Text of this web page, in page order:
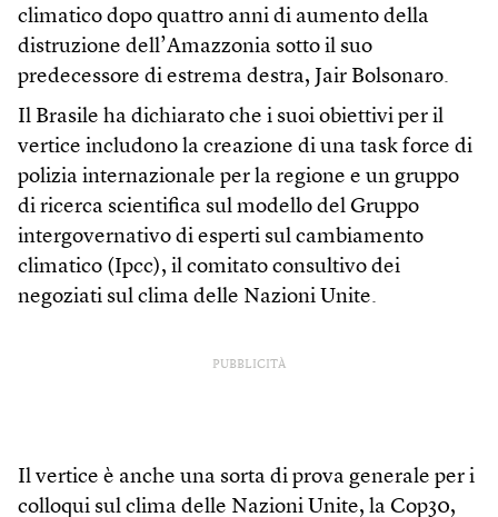
climatico dopo quattro anni di aumento della
distruzione dell’Amazzonia sotto il suo
predecessore di estrema destra, Jair Bolsonaro.
Il Brasile ha dichiarato che i suoi obiettivi per il
vertice includono la creazione di una task force di
polizia internazionale per la regione e un gruppo
di ricerca scientifica sul modello del Gruppo
intergovernativo di esperti sul cambiamento
climatico (Ipcc), il comitato consultivo dei
negoziati sul clima delle Nazioni Unite.
PUBBLICITÀ
Il vertice è anche una sorta di prova generale per i
colloqui sul clima delle Nazioni Unite, la Cop30,